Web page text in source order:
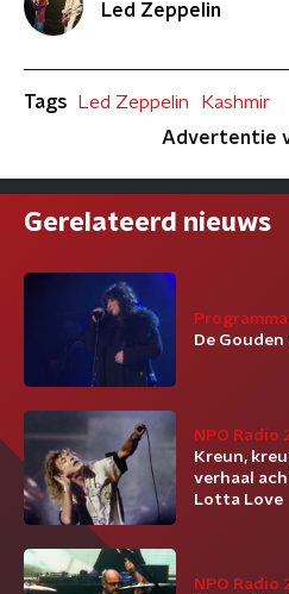
Led Zeppelin
Tags Led Zeppelin
Kashmir
Advertentie
Gerelateerd nieuws
Programma
De
NPO Radio
Kreun,
verhaal
Lotta Love
NPO Radio